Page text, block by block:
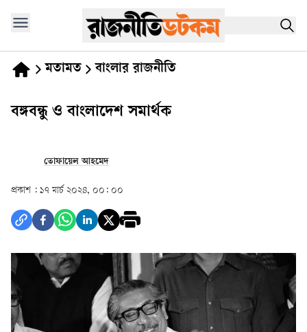
মতামত বাংলার রাজনীতি
বঙ্গবন্ধু ও বাংলাদেশ সমার্থক
তোফায়েল আহমেদ
প্রকাশ : ১৭ মার্চ ২০২৪, ০০: ০০